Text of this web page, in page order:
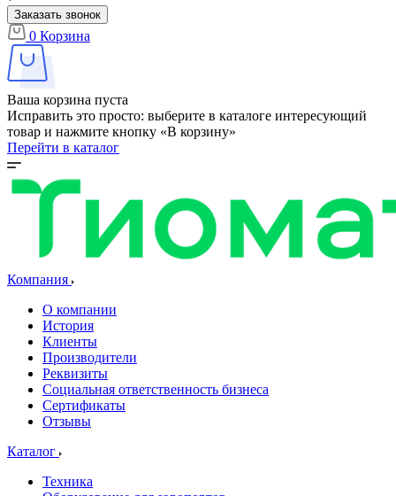
Заказать звонок
0 Корзина
Ваша корзина пуста
Исправить это просто: выберите в каталоге интересующий
товар и нажмите кнопку «В корзину»
Перейти в каталог
Компания
О компании
История
Клиенты
Производители
Реквизиты
Социальная ответственность бизнеса
Сертификаты
Отзывы
Каталог
Техника